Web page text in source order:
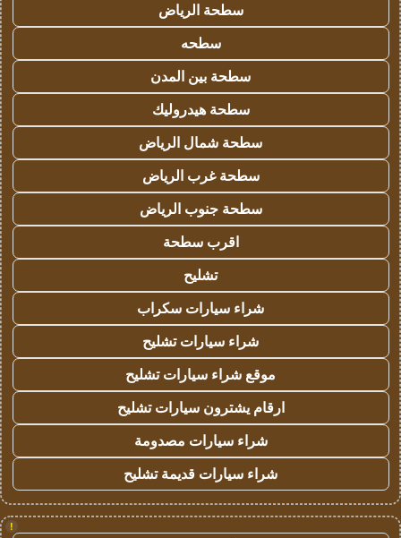
سطحة الرياض
سطحه
سطحة بين المدن
سطحة هيدروليك
سطحة شمال الرياض
سطحة غرب الرياض
سطحة جنوب الرياض
اقرب سطحة
تشليح
شراء سيارات سكراب
شراء سيارات تشليح
موقع شراء سيارات تشليح
ارقام يشترون سيارات تشليح
شراء سيارات مصدومة
شراء سيارات قديمة تشليح
!